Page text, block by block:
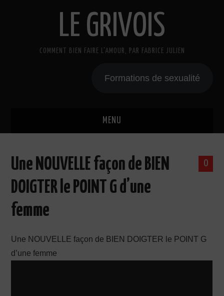
LE GRIVOIS
COMMENT BIEN FAIRE L'AMOUR, PAR FABRICE JULIEN
Formations de sexualité
MENU
A PROPOS
PRODUCTION X
0
Une NOUVELLE façon de BIEN
DOIGTER le POINT G d’une
femme
Une NOUVELLE façon de BIEN DOIGTER le POINT G
d’une femme